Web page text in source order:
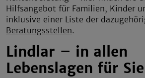
Hilfsangebot für Familien, Kinder
inklusive einer Liste der
Beratungsstellen.
Lindlar – in allen
Lebenslagen für